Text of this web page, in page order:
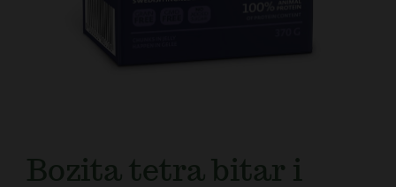
Bozita tetra bitar i